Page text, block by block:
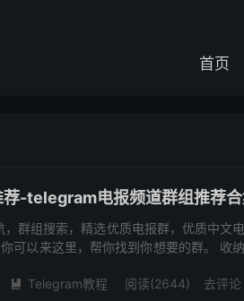
首页
-telegram电报频道群组推荐
群组搜索，精选优质电报群，优质中文
可以来这里，帮你找到你想要的群。 收
 Telegram教程 阅读(2644) 去评论